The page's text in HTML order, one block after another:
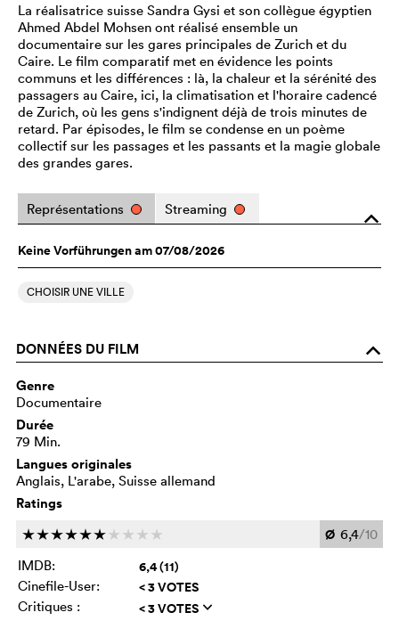
La réalisatrice suisse Sandra Gysi et son collègue égyptien
Ahmed Abdel Mohsen ont réalisé ensemble un
documentaire sur les gares principales de Zurich et du
Caire. Le film comparatif met en évidence les points
communs et les différences : là, la chaleur et la sérénité des
passagers au Caire, ici, la climatisation et l'horaire cadencé
de Zurich, où les gens s'indignent déjà de trois minutes de
retard. Par épisodes, le film se condense en un poème
collectif sur les passages et les passants et la magie globale
des grandes gares.
o
Représentations Streaming
Keine Vorführungen am 07/08/2026
CHOISIR UNE VILLE
DONNÉES DU FILM o
Genre
Documentaire
Durée
79 Min.
Langues originales
Anglais, L'arabe, Suisse allemand
Ratings
cccccc c c c c Ø 6,4/10
IMDB:
6,4 (11)
Cinefile-User: < 3 VOTES
Critiques : < 3 VOTES q